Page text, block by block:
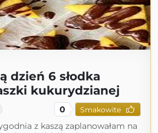
dzień 6 słodka
kukurydzianej
0 Smakowite
z kaszą zaplanowałam na